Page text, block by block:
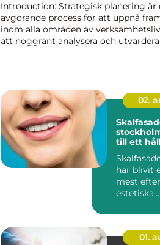
Introduction: Strategisk planering är
avgörande process för att uppnå
inom alla områden av
att noggrant analysera och
02.
stockholm en
till ett
har blivit
mest
estetiska
modern
01.